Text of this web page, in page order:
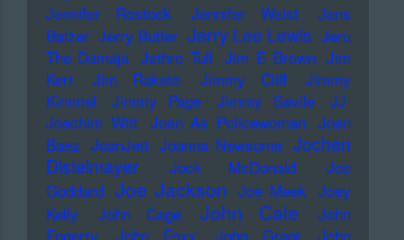
Jennifer Rostock
Jennifer Weist
Jens
Balzer Jerry Butler Jerry Lee Lewis Jeru
The Damaja Jethro Tull Jim E Brown Jim
Kerr
Jim Rakete Jimmy Cliff
Jimmy
Kimmel
Jimmy Page Jimmy Savile
JJ
Joachim Witt Joan As Policewoman Joan
Baez JoanJett Joanna Newsome Jochen
Distelmayer
Jock McDonald
Joe
Goddard Joe Jackson Joe Meek Joey
Kelly
John Cage John Cale
John
Fogerty
John Foxx John Grant
John